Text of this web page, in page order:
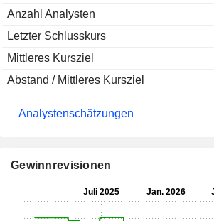
Anzahl Analysten
Letzter Schlusskurs
Mittleres Kursziel
Abstand / Mittleres Kursziel
Analystenschätzungen
Gewinnrevisionen